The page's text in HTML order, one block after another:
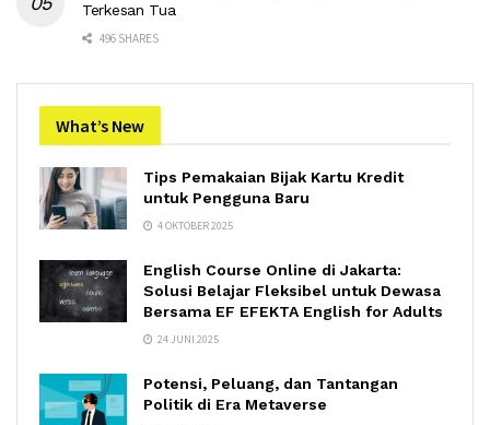
Terkesan Tua
496 SHARES
What’s New
Tips Pemakaian Bijak Kartu Kredit
untuk Pengguna Baru
4 OKTOBER 2025
English Course Online di Jakarta:
Solusi Belajar Fleksibel untuk Dewasa
Bersama EF EFEKTA English for Adults
24 JUNI 2025
Potensi, Peluang, dan Tantangan
Politik di Era Metaverse